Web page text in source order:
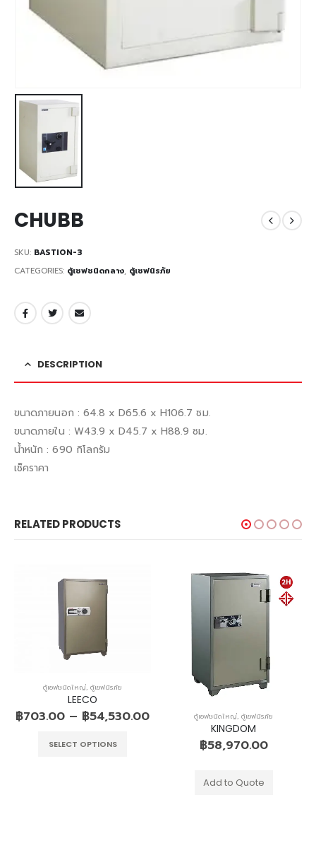
CHUBB
SKU: BASTION-3
CATEGORIES: ตู้เซฟชนิดกลาง, ตู้เซฟนิรภัย
DESCRIPTION
ขนาดภายนอก : 64.8 x D65.6 x H106.7 ซม.
ขนาดภายใน : W43.9 x D45.7 x H88.9 ซม.
น้ำหนัก : 690 กิโลกรัม
เช็คราคา
RELATED PRODUCTS
ตู้เซฟชนิดใหญ่, ตู้เซฟนิรภัย
LEECO
฿703.00 – ฿54,530.00
SELECT OPTIONS
ตู้เซฟชนิดใหญ่, ตู้เซฟนิรภัย
KINGDOM
฿58,970.00
Add to Quote